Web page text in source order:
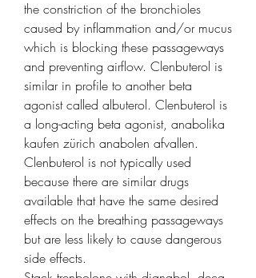
the constriction of the bronchioles
caused by inflammation and/or mucus
which is blocking these passageways
and preventing airflow. Clenbuterol is
similar in profile to another beta
agonist called albuterol. Clenbuterol is
a long-acting beta agonist, anabolika
kaufen zürich anabolen afvallen.
Clenbuterol is not typically used
because there are similar drugs
available that have the same desired
effects on the breathing passageways
but are less likely to cause dangerous
side effects.